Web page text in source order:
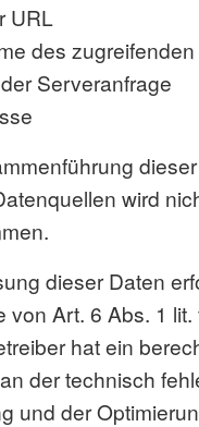
URL
des
Serveranfrage
wird
dieser Daten
von Art. 6 Abs. 1 lit.
hat ein
der technisch
und der